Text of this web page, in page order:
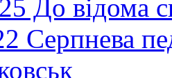
До відома
Серпнева